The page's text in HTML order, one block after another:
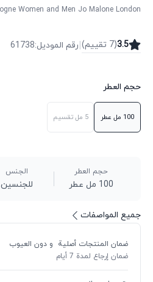
Women and Men Jo Malone London
3.5
(
7 تقییم)
|رقم الموديل:
61738
حجم العطر
100 مل عطر 5 مل تقسيم
حجم العطر
100 مل عطر
الجنس
للجنسين
جميع المواصفات
ضمان المنتجات أصلية و دون العيوب
ضمان إرجاع لمدة 7 أيام